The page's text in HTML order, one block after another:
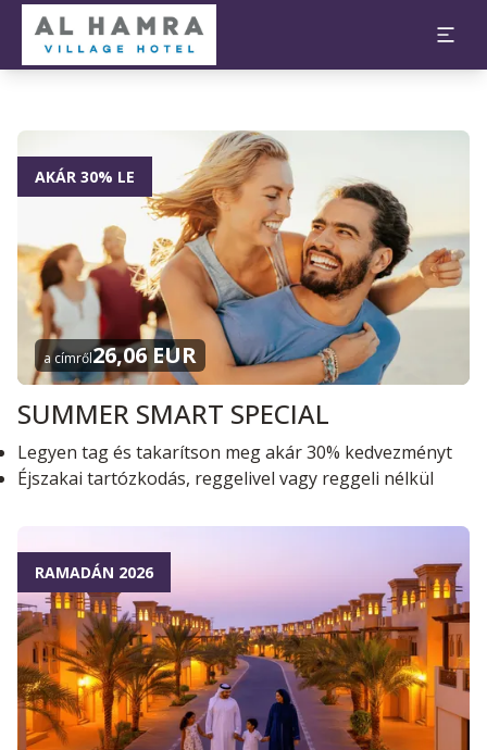
AKÁR 30% LE
a címről26,06 EUR
SUMMER SMART SPECIAL
Legyen tag és takarítson meg akár 30% kedvezményt
Éjszakai tartózkodás, reggelivel vagy reggeli nélkül
RAMADÁN 2026